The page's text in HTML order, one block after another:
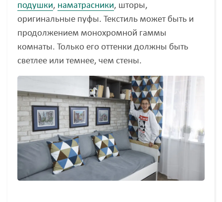
подушки, наматрасники, шторы,
оригинальные пуфы. Текстиль может быть и
продолжением монохромной гаммы
комнаты. Только его оттенки должны быть
светлее или темнее, чем стены.